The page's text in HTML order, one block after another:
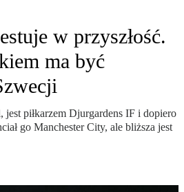
w przyszłość.
ma być
piłkarzem Djurgardens IF i dopiero
go Manchester City, ale bliższa jest